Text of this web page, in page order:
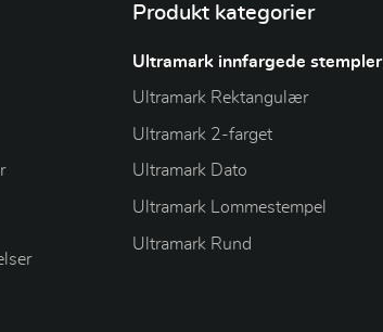
Produkt kategorier
Ultramark innfargede stempler
Ultramark Rektangulær
Ultramark 2-farget
Ultramark Dato
Ultramark Lommestempel
Ultramark Rund